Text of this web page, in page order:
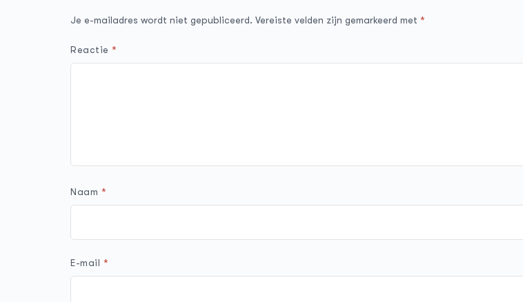
Je e-mailadres wordt niet gepubliceerd. Vereiste velden zijn gemarkeerd met *
Reactie*
Naam *
E-mail *